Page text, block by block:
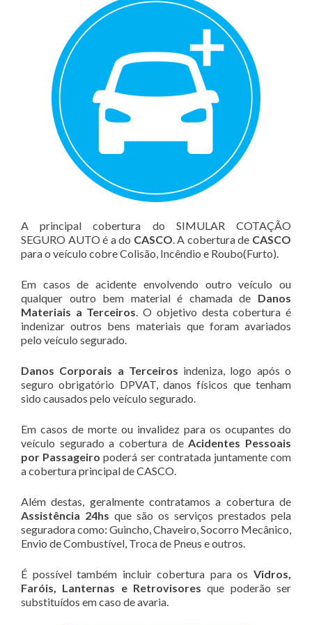
A principal cobertura do SIMULAR COTAÇÃO
SEGURO AUTO é a do CASCO . A cobertura de CASCO
para o veículo cobre Colisão, Incêndio e Roubo(Furto).
Em casos de acidente envolvendo outro veículo ou
qualquer outro bem material é chamada de Danos
Materiais a Terceiros . O objetivo desta cobertura é
indenizar outros bens materiais que foram avariados
pelo veículo segurado.
Danos Corporais a Terceiros indeniza, logo após o
seguro obrigatório DPVAT, danos físicos que tenham
sido causados pelo veículo segurado.
Em casos de morte ou invalidez para os ocupantes do
veículo segurado a cobertura de Acidentes Pessoais
por Passageiro poderá ser contratada juntamente com
a cobertura principal de CASCO.
Além destas, geralmente contratamos a cobertura de
Assistência 24hs que são os serviços prestados pela
seguradora como: Guincho, Chaveiro, Socorro Mecânico,
Envio de Combustível, Troca de Pneus e outros.
É possível também incluir cobertura para os Vidros,
Faróis, Lanternas e Retrovisores que poderão ser
substituídos em caso de avaria.